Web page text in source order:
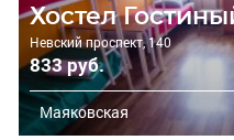
Хостел
Невский проспект, 140
833 руб.
Маяковская